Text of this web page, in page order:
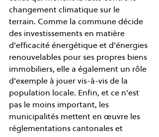
changement climatique sur le
terrain. Comme la commune décide
des investissements en matière
d'efficacité énergétique et d'énergies
renouvelables pour ses propres biens
immobiliers, elle a également un rôle
d'exemple à jouer vis-à-vis de la
population locale. Enfin, et ce n'est
pas le moins important, les
municipalités mettent en œuvre les
réglementations cantonales et